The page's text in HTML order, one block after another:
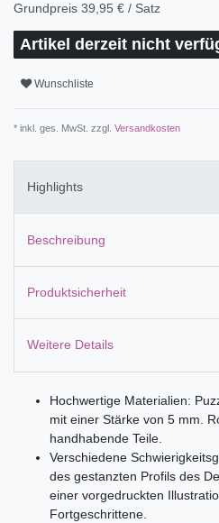
Grundpreis 39,95 € / Satz
Artikel derzeit nicht
Wunschliste
* inkl. ges. MwSt. zzgl. Versandkosten
Highlights
Beschreibung
Produktsicherheit
Weitere Details
Hochwertige Materialien:
mit einer Stärke von 5 mm.
handhabende Teile.
Verschiedene
des gestanzten Profils des
einer vorgedruckten
Fortgeschrittene.